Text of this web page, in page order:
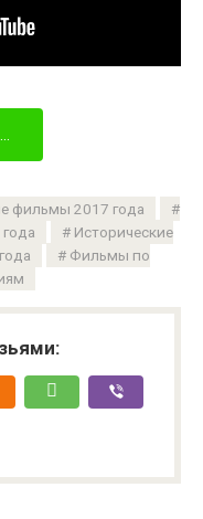
фильмы 2017 года
Исторические
Фильмы по